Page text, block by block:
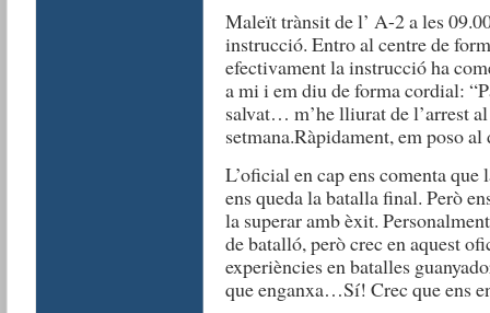
Maleït trànsit de l’ A-2 a les
instrucció. Entro al centre de
efectivament la instrucció ha
a mi i em diu de forma cordial:
salvat… m’he lliurat de l’arrest
setmana.Ràpidament, em poso
L’oficial en cap ens comenta
ens queda la batalla final. Però
la superar amb èxit.
de batalló, però crec en aquest
experiències en batalles
que enganxa…Sí! Crec que ens